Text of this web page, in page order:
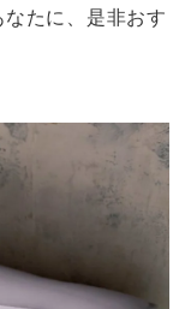
たに、是非おす